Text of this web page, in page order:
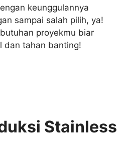
keunggulannya
sampai salah pilih, ya!
proyekmu biar
dan tahan banting!
Stainless